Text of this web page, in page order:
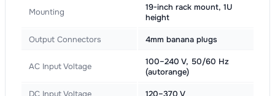
Mounting
19-inch rack mount, 1U
height
Output Connectors 4mm banana plugs
AC Input Voltage
100–240 V, 50/60 Hz
(autorange)